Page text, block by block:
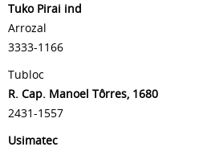
Tuko Pirai ind
Arrozal
3333-1166
Tubloc
R. Cap. Manoel Tôrres, 1680
2431-1557
Usimatec